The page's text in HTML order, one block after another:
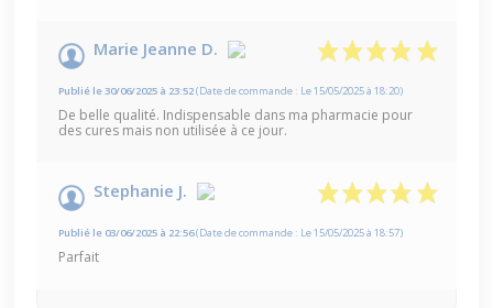
Marie Jeanne D.
Publié le 30/06/2025 à 23:52(Date de commande : Le 15/05/2025 à 18:20)
De belle qualité. Indispensable dans ma pharmacie pour
des cures mais non utilisée à ce jour.
Stephanie J.
Publié le 03/06/2025 à 22:56(Date de commande : Le 15/05/2025 à 18:57)
Parfait